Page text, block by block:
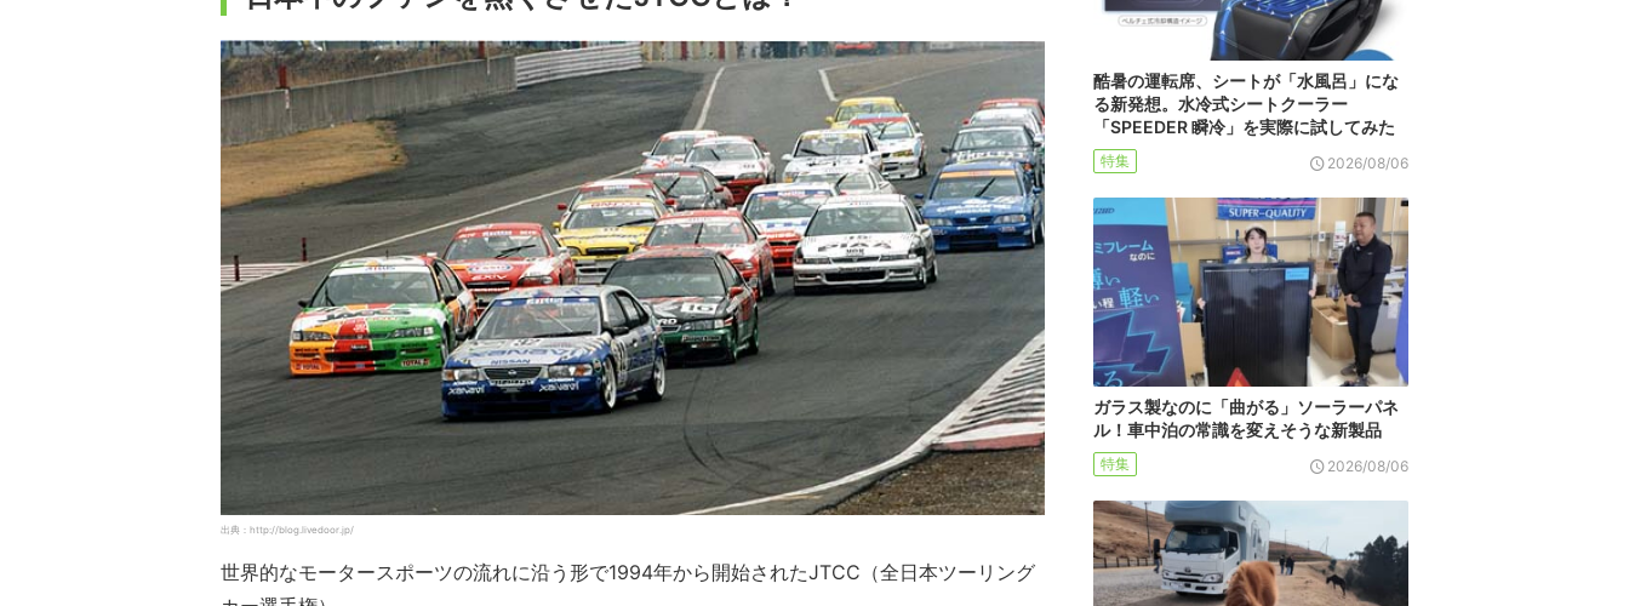
出典：http://blog.livedoor.jp/
世界的なモータースポーツの流れに沿う形で1994年から開始されたJTCC（全日本ツーリング
酷暑の運転席、シートが「水風呂」にな
る新発想。水冷式シートクーラー
「SPEEDER 瞬冷」を実際に試してみた
特集 2026/08/06
ガラス製なのに「曲がる」ソーラーパネ
ル！車中泊の常識を変えそうな新製品
特集 2026/08/06